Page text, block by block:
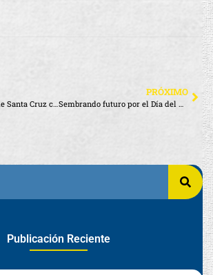
PRÓXIMO
Sembrando futuro por el Día del Medio Ambiente
Publicación Reciente